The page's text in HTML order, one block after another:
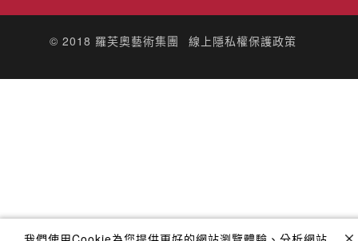
© 2018 羅芙奧藝術集團 線上隱私權保護政策